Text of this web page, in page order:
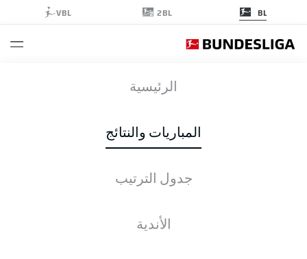
BL
2BL
VBL
الرئيسية
المباريات والنتائج
جدول الترتيب
الأندية
الأخبار التشكيلات الإحصائيات